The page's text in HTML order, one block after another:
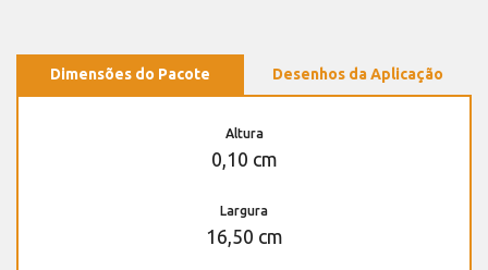
Dimensões do Pacote Desenhos da Aplicação
Altura
0,10 cm
Largura
16,50 cm